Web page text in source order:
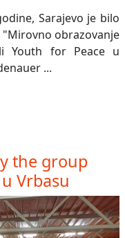
Sarajevo je bilo
obrazovanje
Youth for Peace u
...
the group
Vrbasu